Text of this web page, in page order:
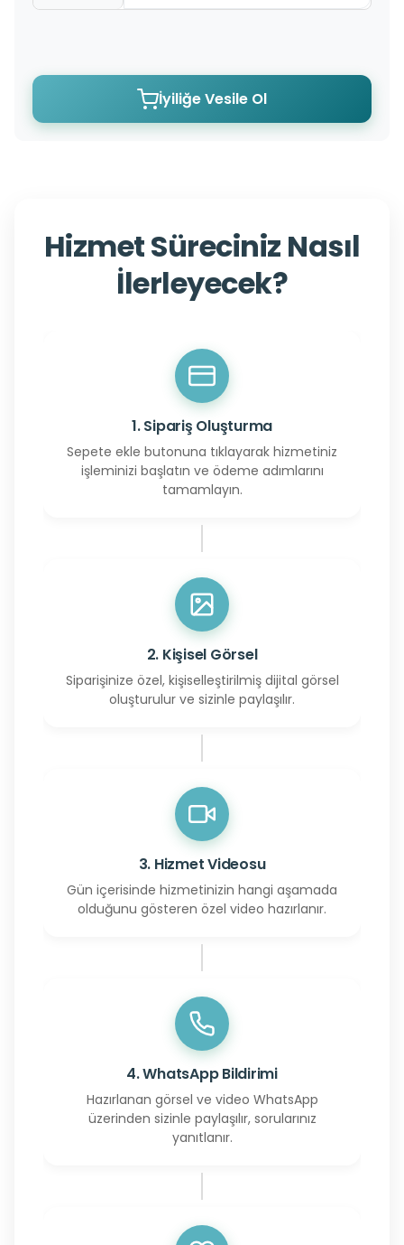
İyiliğe Vesile Ol
Hizmet Süreciniz Nasıl
İlerleyecek?
1. Sipariş Oluşturma
Sepete ekle butonuna tıklayarak hizmetiniz
işleminizi başlatın ve ödeme adımlarını
tamamlayın.
2. Kişisel Görsel
Siparişinize özel, kişiselleştirilmiş dijital görsel
oluşturulur ve sizinle paylaşılır.
3. Hizmet Videosu
Gün içerisinde hizmetinizin hangi aşamada
olduğunu gösteren özel video hazırlanır.
4. WhatsApp Bildirimi
Hazırlanan görsel ve video WhatsApp
üzerinden sizinle paylaşılır, sorularınız
yanıtlanır.